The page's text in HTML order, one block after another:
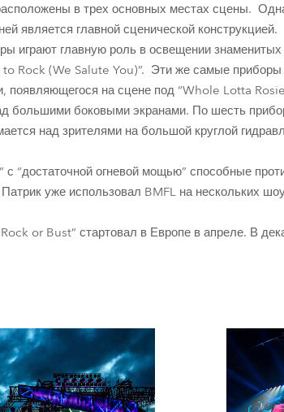
BMFL™ Spot
в трех основных местах сцены.
является главной сценической конструкцией.
играют главную роль в освещении
Rock (We Salute You)”. Эти же самые
появляющегося на сцене под “Whole Lotta
большими боковыми экранами. По шесть
над зрителями на большой круглой
“достаточной огневой мощью” способные
уже использовал BMFL на нескольких
or Bust” стартовал в Европе в апреле. В